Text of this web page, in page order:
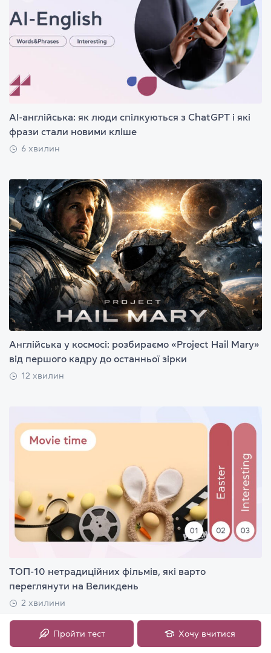
AI-англійська: як люди спілкуються з ChatGPT і які
фрази стали новими кліше
6 хвилин
Англійська у космосі: розбираємо «Project Hail Mary»
від першого кадру до останньої зірки
12 хвилин
ТОП-10 нетрадиційних фільмів, які варто
переглянути на Великдень
2 хвилини
Пройти тест Хочу вчитися